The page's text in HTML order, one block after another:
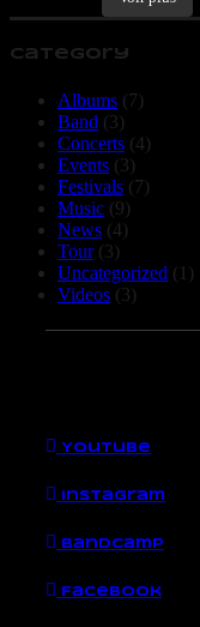
Category
Albums (7)
Band (3)
Concerts (4)
Events (3)
Festivals (7)
Music (9)
News (4)
Tour(3)
Uncategorized (1)
Videos (3)
YouTube
Instagram
Bandcamp
Facebook